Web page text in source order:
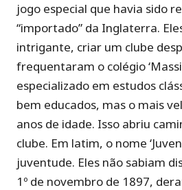
jogo especial que havia sido
“importado” da Inglaterra.
intrigante, criar um clube
frequentaram o colégio
especializado em estudos
bem educados, mas o mais
anos de idade. Isso abriu
clube. Em latim, o nome
juventude. Eles não sabiam
1º de novembro de 1897,